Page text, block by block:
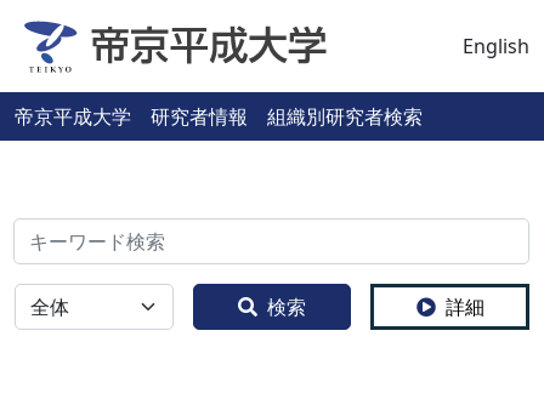
English
帝京平成大学 研究者情報 組織別研究者検索
検索
全体 検索 詳細